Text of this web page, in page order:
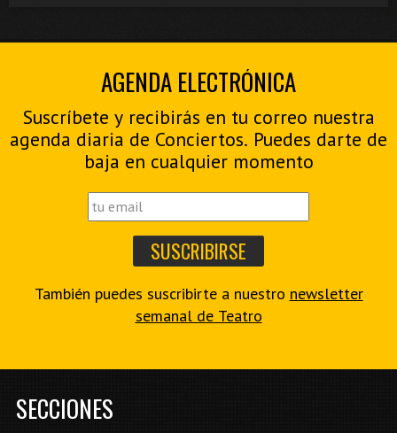
AGENDA ELECTRÓNICA
Suscríbete y recibirás en tu correo nuestra
agenda diaria de Conciertos. Puedes darte de
baja en cualquier momento
También puedes suscribirte a nuestro newsletter
semanal de Teatro
SECCIONES